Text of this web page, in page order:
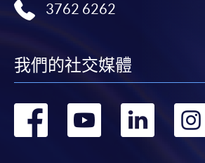
3762 6262
我們的社交媒體
轉 轉 轉